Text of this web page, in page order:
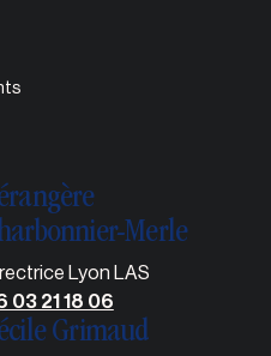
Merle
Lyon LAS
03 21 18 06
Grimaud